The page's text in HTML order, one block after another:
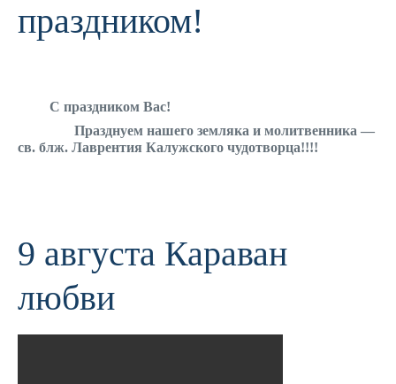
праздником!
С праздником Вас!
Празднуем нашего земляка и молитвенника —
св. блж. Лаврентия Калужского чудотворца!!!!
9 августа Караван
любви